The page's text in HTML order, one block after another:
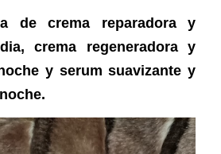
de crema reparadora y
crema regeneradora y
y serum suavizante y